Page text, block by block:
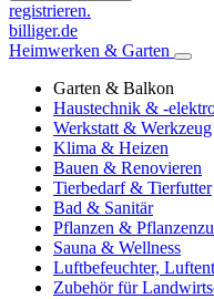
registrieren.
billiger.de
Heimwerken & Garten
Garten & Balkon
Haustechnik & -
Werkstatt & Werkzeug
Klima & Heizen
Bauen & Renovieren
Tierbedarf & Tierfutter
Bad & Sanitär
Pflanzen &
Sauna & Wellness
Luftbefeuchter,
Zubehör für